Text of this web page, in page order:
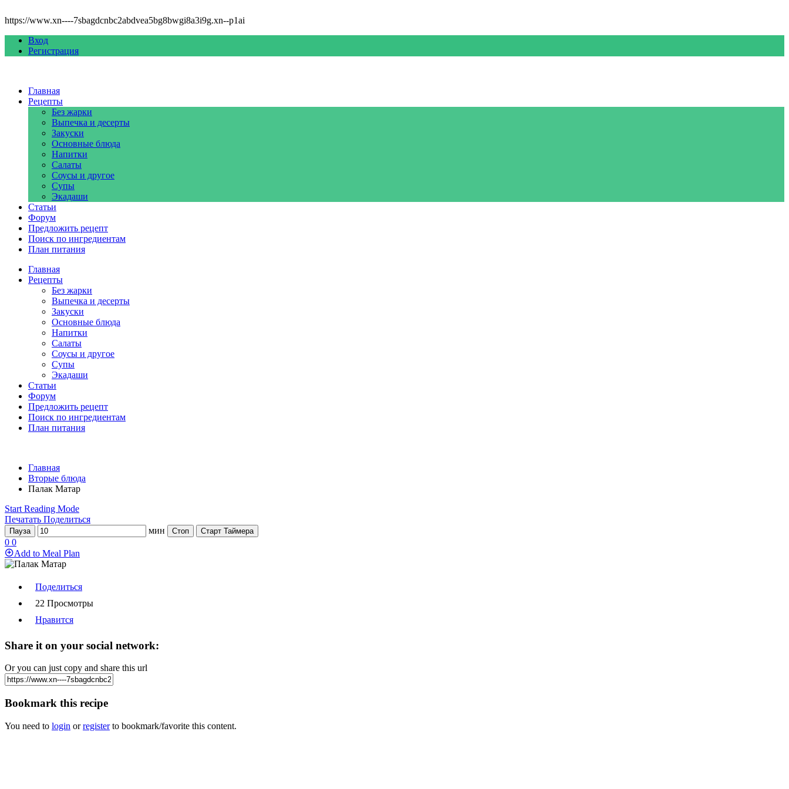
https://www.xn----7sbagdcnbc2abdvea5bg8bwgi8a3i9g.xn--p1ai
Вход
Регистрация
Главная
Рецепты
Без жарки
Выпечка и десерты
Закуски
Основные блюда
Напитки
Салаты
Соусы и другое
Супы
Экадаши
Статьи
Форум
Предложить рецепт
Поиск по ингредиентам
План питания
Главная
Рецепты
Без жарки
Выпечка и десерты
Закуски
Основные блюда
Напитки
Салаты
Соусы и другое
Супы
Экадаши
Статьи
Форум
Предложить рецепт
Поиск по ингредиентам
План питания
Главная
Вторые блюда
Палак Матар
Start Reading Mode
Печатать Поделиться
Пауза мин Стоп Старт Таймера
0 0
Add to Meal Plan
Поделиться
22 Просмотры
Нравится
Share it on your social network:
Or you can just copy and share this url
Bookmark this recipe
You need to login orregisterto bookmark/favorite this content.